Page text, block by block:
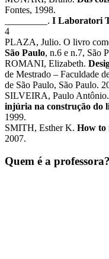
Fontes, 1998.
_________. I Laboratori
4
PLAZA, Julio. O livro
São Paulo, n.6 e n.7, São
ROMANI, Elizabeth.
de Mestrado – Faculdade
de São Paulo, São Paulo.
SILVEIRA, Paulo Antônio.
injúria na construção do
1999.
SMITH, Esther K. How to
2007.
Quem é a professora?